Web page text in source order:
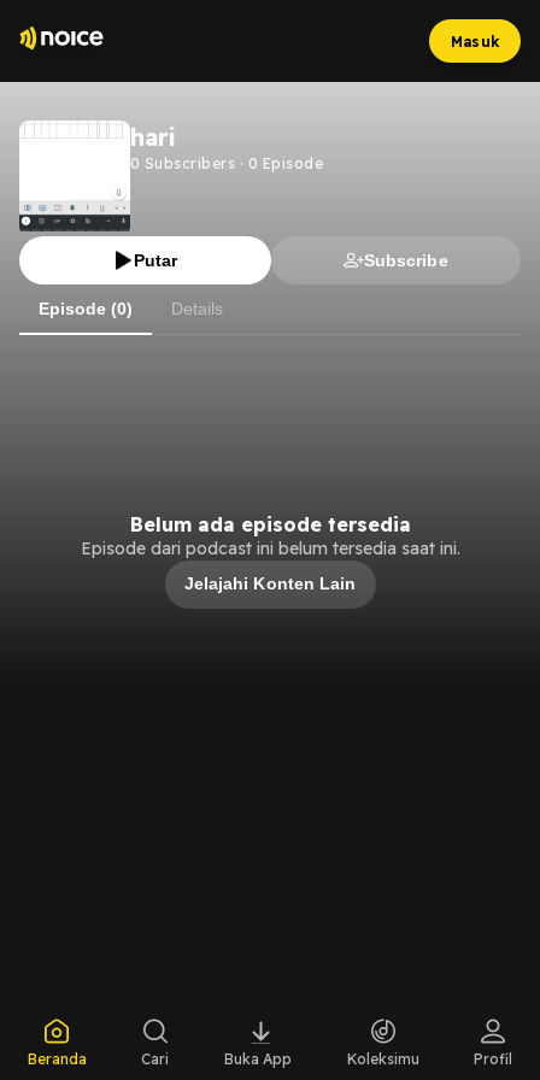
Masuk
hari
0 Subscribers · 0 Episode
Putar Subscribe
Episode (0) Details
Belum ada episode tersedia
Episode dari podcast ini belum tersedia saat ini.
Jelajahi Konten Lain
Beranda Cari Buka App Koleksimu Profil